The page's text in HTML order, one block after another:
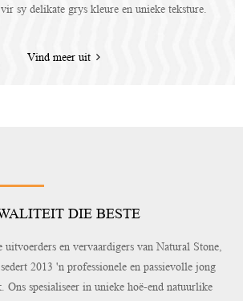
sy delikate grys kleure en unieke teksture.
Vind meer uit
DIE BESTE
uitvoerders en vervaardigers van Natural Stone,
2013 'n professionele en passievolle jong
Ons spesialiseer in unieke hoë-end natuurlike